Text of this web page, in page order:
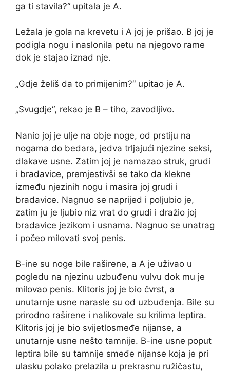
ga ti stavila?“ upitala je A.
Ležala je gola na krevetu i A joj je prišao. B joj je
podigla nogu i naslonila petu na njegovo rame
dok je stajao iznad nje.
„Gdje želiš da to primijenim?“ upitao je A.
„Svugdje“, rekao je B – tiho, zavodljivo.
Nanio joj je ulje na obje noge, od prstiju na
nogama do bedara, jedva trljajući njezine seksi,
dlakave usne. Zatim joj je namazao struk, grudi
i bradavice, premjestivši se tako da klekne
između njezinih nogu i masira joj grudi i
bradavice. Nagnuo se naprijed i poljubio je,
zatim ju je ljubio niz vrat do grudi i dražio joj
bradavice jezikom i usnama. Nagnuo se unatrag
i počeo milovati svoj penis.
B-ine su noge bile raširene, a A je uživao u
pogledu na njezinu uzbuđenu vulvu dok mu je
milovao penis. Klitoris joj je bio čvrst, a
unutarnje usne narasle su od uzbuđenja. Bile su
prirodno raširene i nalikovale su krilima leptira.
Klitoris joj je bio svijetlosmeđe nijanse, a
unutarnje usne nešto tamnije. B-ine usne poput
leptira bile su tamnije smeđe nijanse koja je pri
ulasku polako prelazila u prekrasnu ružičastu,